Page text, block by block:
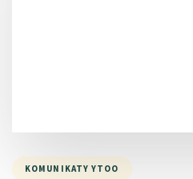
KOMUNIKATY YTOO